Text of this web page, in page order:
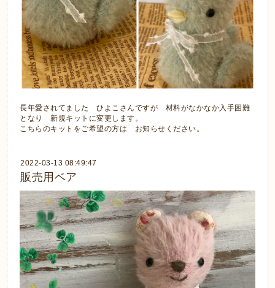
長年愛されてました ひよこさんですが 材料がなかなか入手困難
となり 新規キットに変更します。
こちらのキットをご希望の方は お知らせください。
2022-03-13 08:49:47
販売用ベア